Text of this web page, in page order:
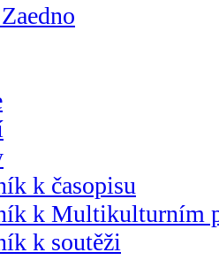
k časopisu
k Multikulturním
k soutěži